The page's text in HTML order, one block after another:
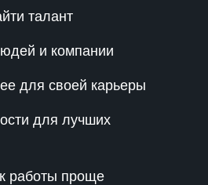
талант
и компании
для своей карьеры
для лучших
работы проще